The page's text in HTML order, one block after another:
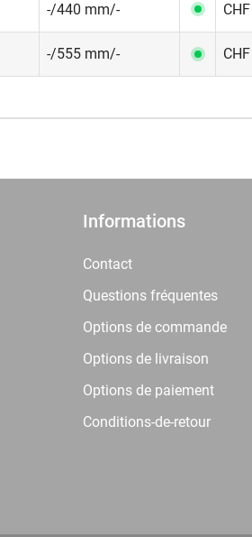
-/440 mm/-
-/555 mm/-
Informations
Contact
Questions fréquentes
Options de commande
Options de livraison
Options de paiement
Conditions-de-retour